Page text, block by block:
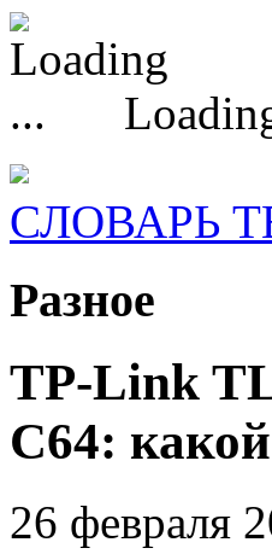
СЛОВАРЬ
Разное
TP-Link
C64:
26 февраля